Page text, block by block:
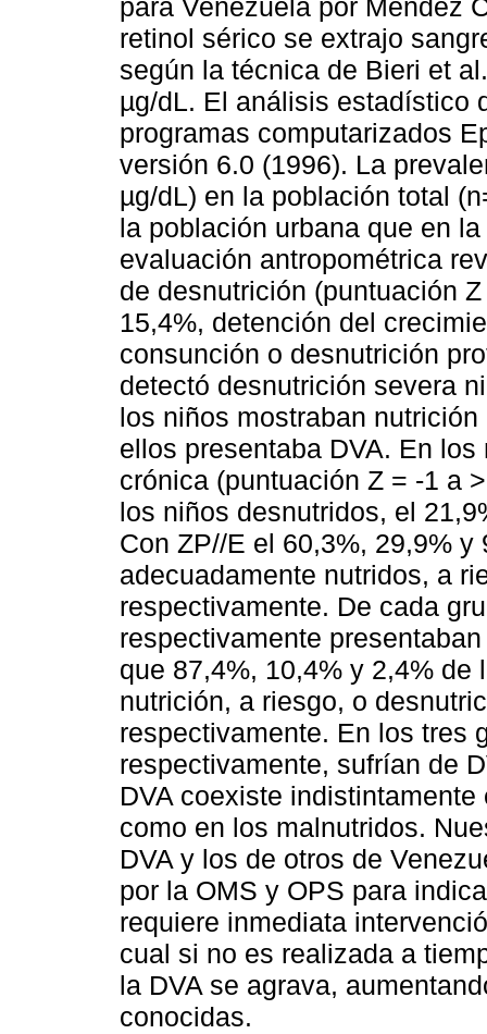
para Venezuela por Méndez
retinol sérico se extrajo
según la técnica de Bieri et
µg/dL. El análisis estadístico
programas computarizados
versión 6.0 (1996). La
µg/dL) en la población total
la población urbana que en
evaluación antropométrica
de desnutrición (puntuación
15,4%, detención del
consunción o desnutrición
detectó desnutrición severa
los niños mostraban
ellos presentaba DVA. En
crónica (puntuación Z = -1 a
los niños desnutridos, el
Con ZP//E el 60,3%, 29,9%
adecuadamente nutridos, a
respectivamente. De cada
respectivamente
que 87,4%, 10,4% y 2,4%
nutrición, a riesgo, o
respectivamente. En los tres
respectivamente, sufrían de
DVA coexiste
como en los malnutridos.
DVA y los de otros de
por la OMS y OPS para
requiere inmediata
cual si no es realizada a
la DVA se agrava,
conocidas.